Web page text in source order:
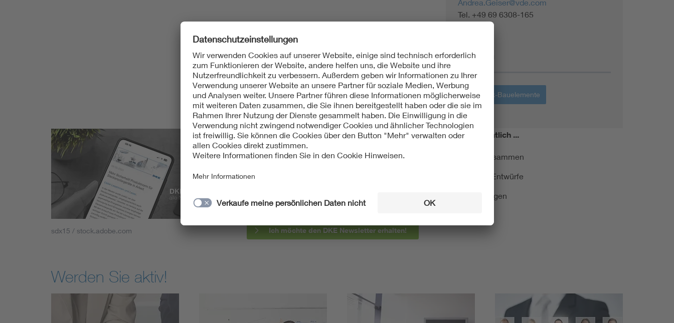
Andrea.Geiser@vde.com
Tel. +49 69 6308-165
Themen
Elektronik-Bauelemente
sdx15 / stock.adobe.com
Mit unserem DKE Newsletter sind Sie immer top informiert! Monatlich ...
fassen wir die wichtigsten Entwicklungen in der Normung kurz zusammen
berichten wir über aktuelle Arbeitsergebnisse, Publikationen und Entwürfe
informieren wir Sie bereits frühzeitig über zukünftige Veranstaltungen
Ich möchte den DKE Newsletter erhalten!
Werden Sie aktiv!